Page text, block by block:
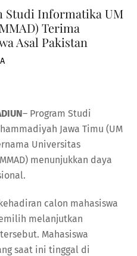
Studi Informatika UM
Terima
Asal Pakistan
– Program Studi
Jawa Timu (UM
Universitas
menunjukkan daya
calon mahasiswa
melanjutkan
Mahasiswa
saat ini tinggal di